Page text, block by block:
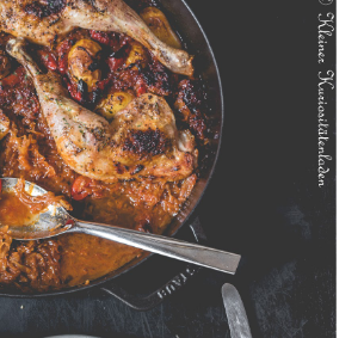
auf Paprikakraut und kleinen
Kartoffeln